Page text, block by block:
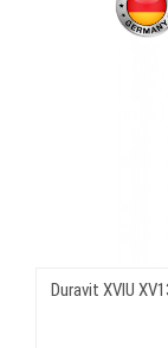
Duravit XVIU